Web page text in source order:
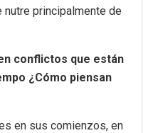
nutre principalmente de
conflictos que están
¿Cómo piensan
en sus comienzos, en